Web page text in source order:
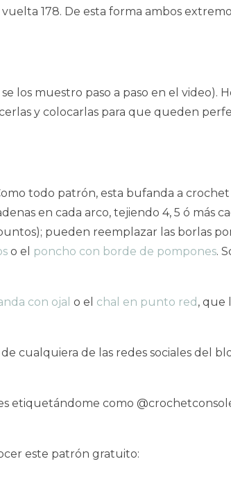
178. De esta forma ambos
los muestro paso a paso en el video).
y colocarlas para que queden
todo patrón, esta bufanda a
en cada arco, tejiendo 4, 5 ó más
pueden reemplazar las borlas
o el poncho con borde de pompones.
con ojal o el chal en punto red , que
cualquiera de las redes sociales del
etiquetándome como
este patrón gratuito: